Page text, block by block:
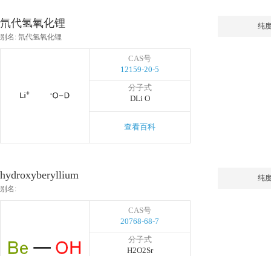
氘代氢氧化锂
别名: 氘代氢氧化锂
CAS号
12159-20-5
分子式
DLi O
查看百科
纯
hydroxyberyllium
别名:
CAS号
20768-68-7
分子式
H2O2Sr
纯